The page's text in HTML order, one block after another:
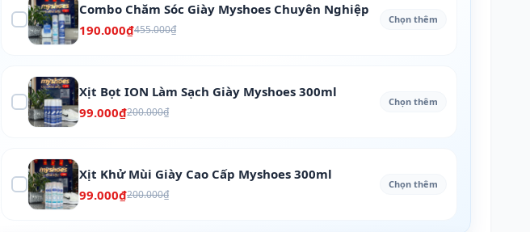
Combo Chăm Sóc Giày Myshoes Chuyên Nghiệp
190.000₫455.000₫
Chọn thêm
Xịt Bọt ION Làm Sạch Giày Myshoes 300ml
99.000₫200.000₫
Chọn thêm
Xịt Khử Mùi Giày Cao Cấp Myshoes 300ml
99.000₫200.000₫
Chọn thêm